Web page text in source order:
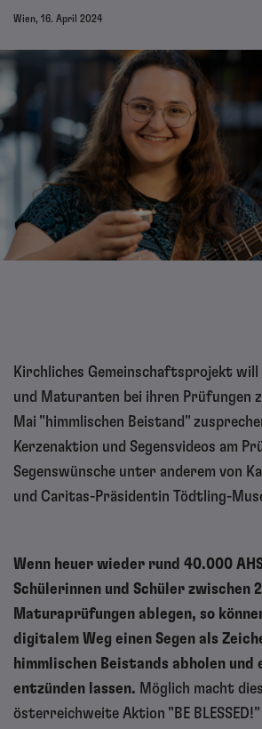
Wien, 16. April 2024
Kirchliches Gemeinschaftsprojekt
und Maturanten bei ihren Prüfungen
Mai "himmlischen Beistand"
Kerzenaktion und Segensvideos am
Segenswünsche unter anderem von
und Caritas-Präsidentin Tödtling-
Wenn heuer wieder rund 40.000
Schülerinnen und Schüler zwischen
Maturaprüfungen ablegen, so
digitalem Weg einen Segen als
himmlischen Beistands abholen und
entzünden lassen. Möglich macht
österreichweite Aktion "BE